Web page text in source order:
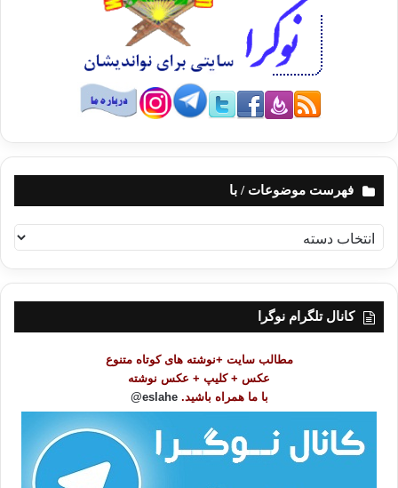
فهرست موضوعات / با
ه
ر
کانال تلگرام نوگرا
مطالب سایت +نوشته های کوتاه متنوع
عکس + کلیپ + عکس نوشته
با ما همراه باشید. eslahe@